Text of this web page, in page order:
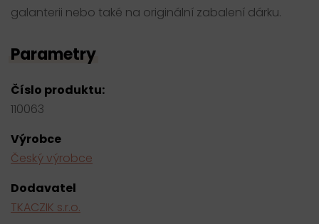
galanterii nebo také na originální zabalení dárku.
Parametry
Číslo produktu:
110063
Výrobce
Český výrobce
Dodavatel
TKACZIK s.r.o.